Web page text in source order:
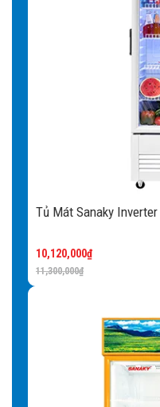
Tủ có trang
chuyển tủ vì tủ đông sở
nhiều khó khăn khi vận
Tủ mát
khuất giúp trưng bày các
nữa, hệ thống đèn LED
thọ bền bỉ hơn nhiều lần
sử dụng.
Hệ thống sưởi kính:
từ chính lốc máy đưa
Việc mở
nhiệt, giảm hiệu quả
Tủ Mát Sanaky
11,300,000₫
10,120,000₫